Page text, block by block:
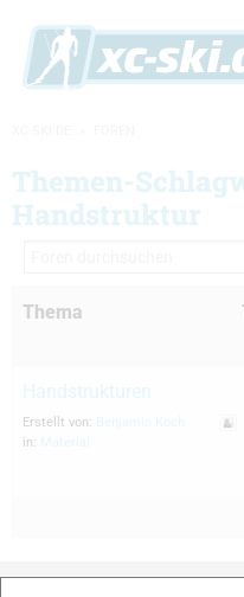
Themen-
Handstruktur
Thema
Erstellt von:
in: